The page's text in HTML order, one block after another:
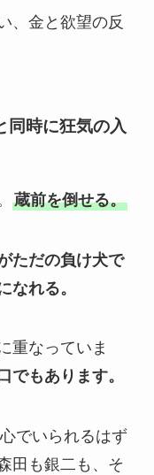
、金と欲望の反
同時に狂気の入
蔵前を倒せる。
ただの負け犬で
なれる。
重なっていま
でもあります。
でいられるはず
田も銀二も、そ